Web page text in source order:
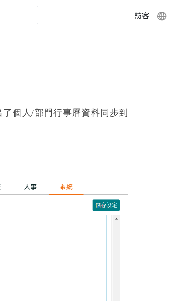
訪客
個人/部門行事曆資料同步到